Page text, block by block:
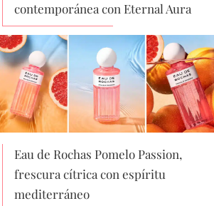
contemporánea con Eternal Aura
Eau de Rochas Pomelo Passion,
frescura cítrica con espíritu
mediterráneo